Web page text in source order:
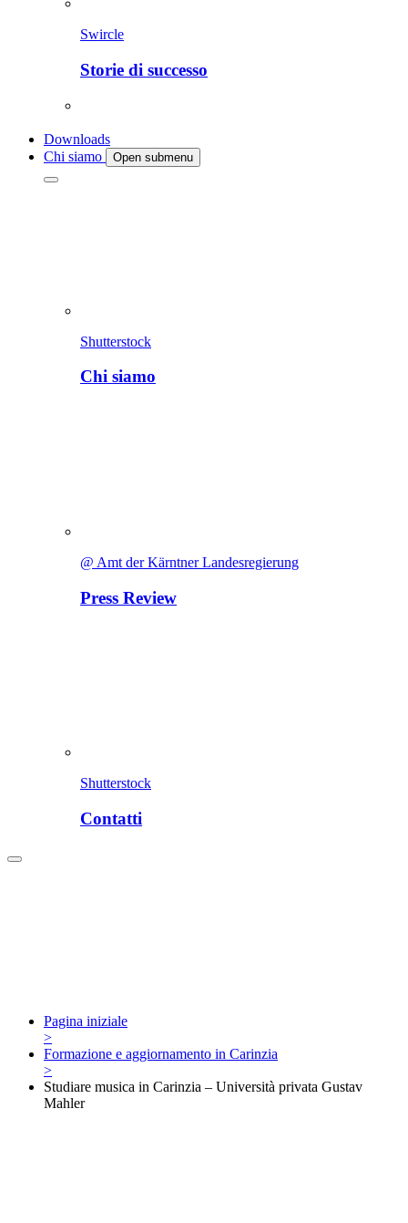
Swircle
Storie di successo
Downloads
Chi siamo
Open submenu
Shutterstock
Chi siamo
@ Amt der Kärntner Landesregierung
Press Review
Shutterstock
Contatti
Pagina iniziale
>
Formazione e aggiornamento in Carinzia
>
Studiare musica in Carinzia – Università privata Gustav
Mahler